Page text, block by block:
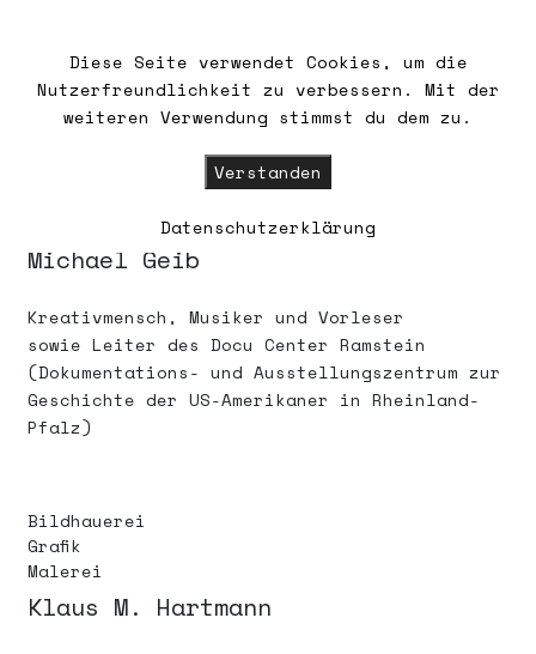
HOME
WALDSCHLÖSSCHEN
KONTAKT/ANFAHRT
FÖRDERMITGLIEDSCHAFT
UNSERE GÄSTE
NEWSLETTER
SELBSTVERSTÄNDNIS /
SATZUNG
Michael Geib
Kreativmensch, Musiker und Vorleser
sowie Leiter des Docu Center Ramstein
(Dokumentations- und Ausstellungszentrum zur
Geschichte der US-Amerikaner in Rheinland-
Pfalz)
Bildhauerei
Grafik
Malerei
Klaus M. Hartmann
Diese Seite verwendet Cookies, um die
Nutzerfreundlichkeit zu verbessern. Mit der
weiteren Verwendung stimmst du dem zu.
Verstanden
Datenschutzerklärung